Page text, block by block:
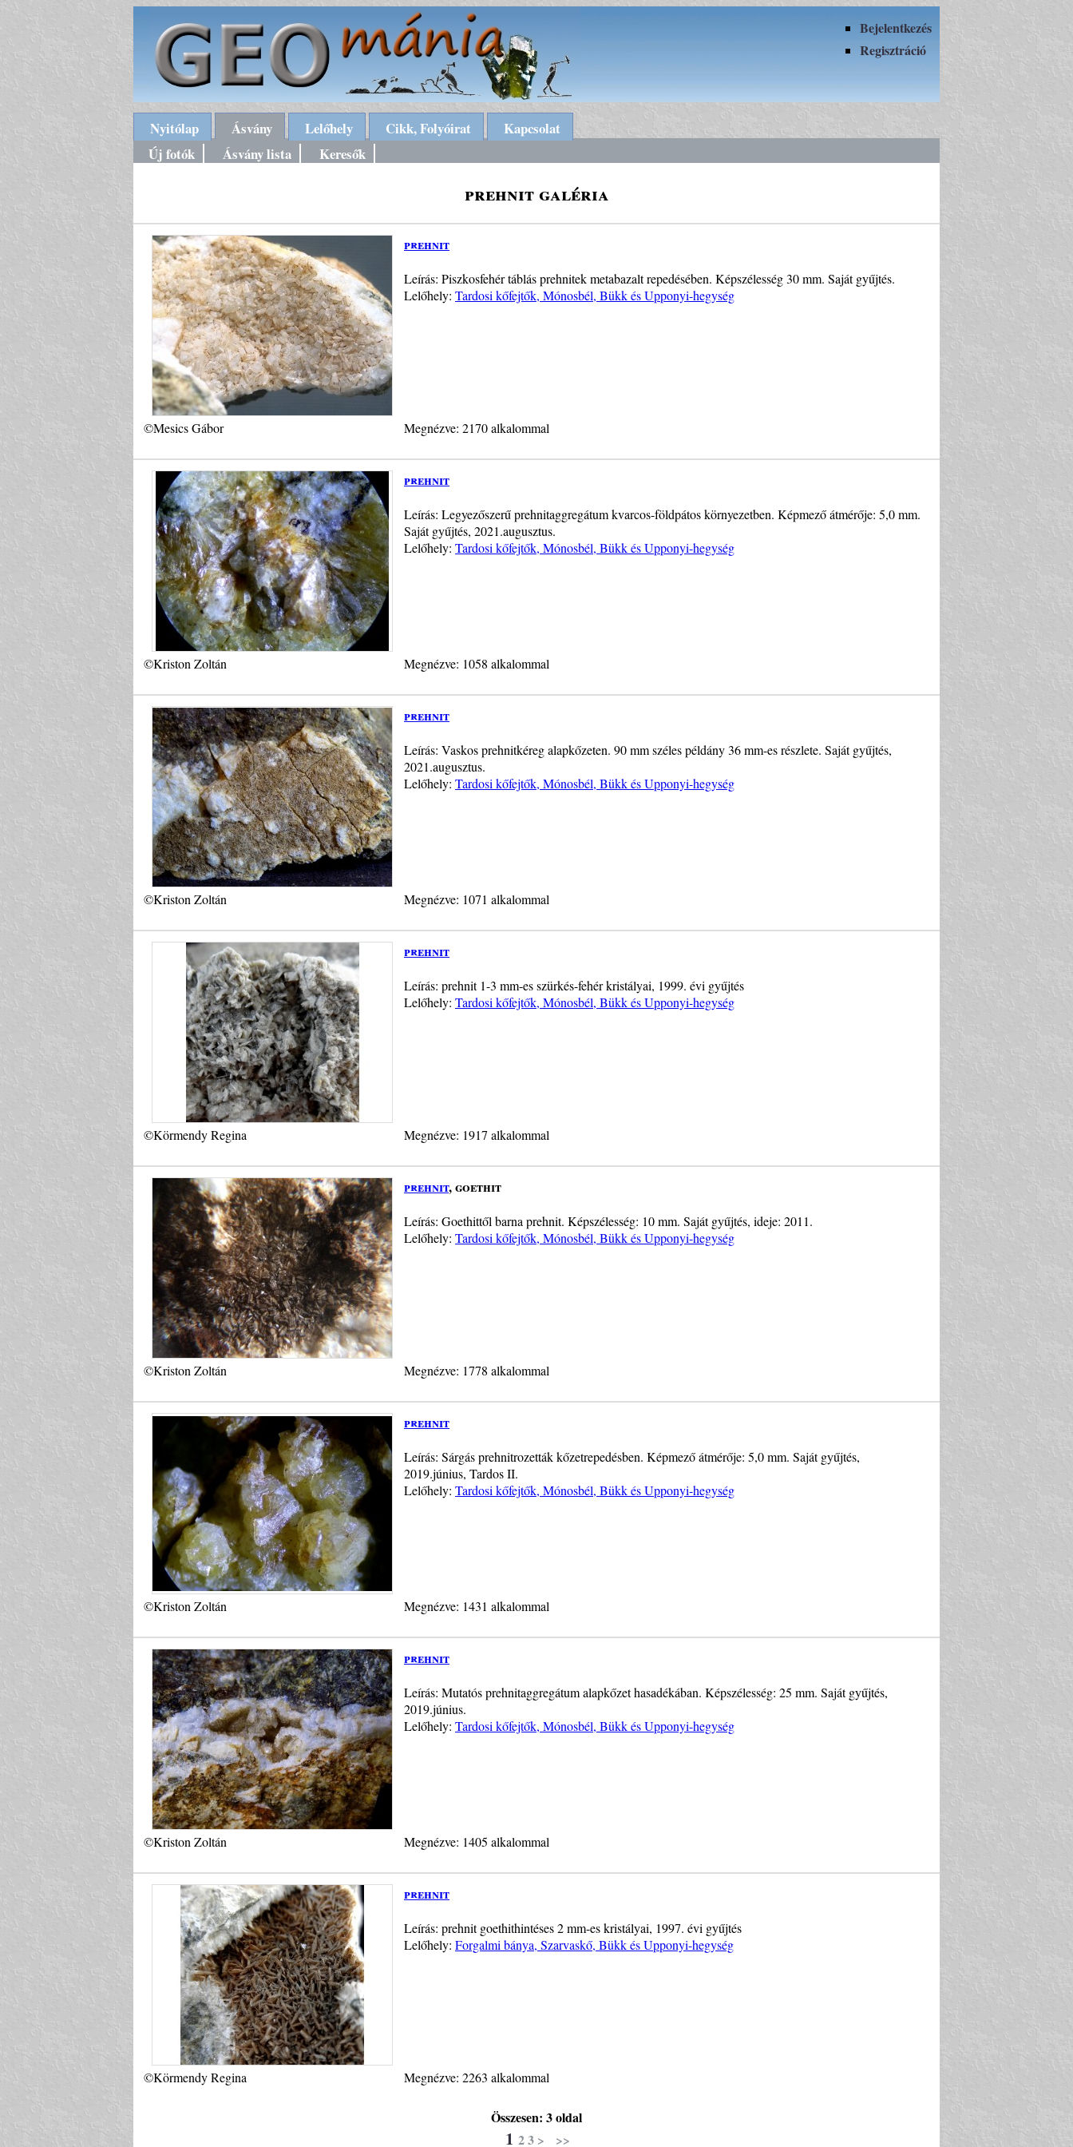
Bejelentkezés
Regisztráció
Nyitólap Ásvány Lelőhely Cikk, Folyóirat
Kapcsolat
Új fotók
Ásvány lista Keresők
prehnit galéria
prehnit
Leírás: Piszkosfehér táblás prehnitek metabazalt repedésében. Képszélesség 30 mm. Saját gyűjtés.
Lelőhely: Tardosi kőfejtők, Mónosbél, Bükk és Upponyi-hegység
©Mesics Gábor Megnézve: 2170 alkalommal
prehnit
Leírás: Legyezőszerű prehnitaggregátum kvarcos-földpátos környezetben. Képmező átmérője: 5,0 mm.
Saját gyűjtés, 2021.augusztus.
Lelőhely: Tardosi kőfejtők, Mónosbél, Bükk és Upponyi-hegység
©Kriston Zoltán Megnézve: 1058 alkalommal
prehnit
Leírás: Vaskos prehnitkéreg alapkőzeten. 90 mm széles példány 36 mm-es részlete. Saját gyűjtés,
2021.augusztus.
Lelőhely: Tardosi kőfejtők, Mónosbél, Bükk és Upponyi-hegység
©Kriston Zoltán Megnézve: 1071 alkalommal
prehnit
Leírás: prehnit 1-3 mm-es szürkés-fehér kristályai, 1999. évi gyűjtés
Lelőhely: Tardosi kőfejtők, Mónosbél, Bükk és Upponyi-hegység
©Körmendy Regina Megnézve: 1917 alkalommal
prehnit, goethit
Leírás: Goethittől barna prehnit. Képszélesség: 10 mm. Saját gyűjtés, ideje: 2011.
Lelőhely: Tardosi kőfejtők, Mónosbél, Bükk és Upponyi-hegység
©Kriston Zoltán Megnézve: 1778 alkalommal
prehnit
Leírás: Sárgás prehnitrozetták kőzetrepedésben. Képmező átmérője: 5,0 mm. Saját gyűjtés,
2019.június, Tardos II.
Lelőhely: Tardosi kőfejtők, Mónosbél, Bükk és Upponyi-hegység
©Kriston Zoltán Megnézve: 1431 alkalommal
prehnit
Leírás: Mutatós prehnitaggregátum alapkőzet hasadékában. Képszélesség: 25 mm. Saját gyűjtés,
2019.június.
Lelőhely: Tardosi kőfejtők, Mónosbél, Bükk és Upponyi-hegység
©Kriston Zoltán Megnézve: 1405 alkalommal
prehnit
Leírás: prehnit goethithintéses 2 mm-es kristályai, 1997. évi gyűjtés
Lelőhely: Forgalmi bánya, Szarvaskő, Bükk és Upponyi-hegység
©Körmendy Regina Megnézve: 2263 alkalommal
Összesen: 3 oldal
1 23 > >>